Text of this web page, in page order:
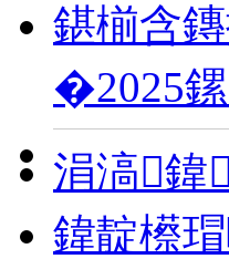
鍖椾含
�2025
涓滈鍏
鍏靛櫒